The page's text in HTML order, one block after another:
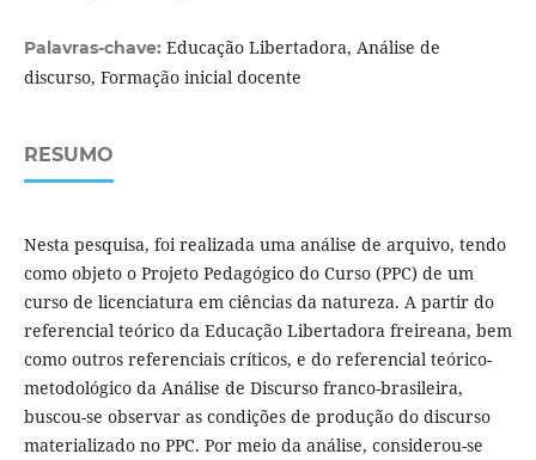
Palavras-chave: Educação Libertadora, Análise de
discurso, Formação inicial docente
RESUMO
Nesta pesquisa, foi realizada uma análise de arquivo, tendo
como objeto o Projeto Pedagógico do Curso (PPC) de um
curso de licenciatura em ciências da natureza. A partir do
referencial teórico da Educação Libertadora freireana, bem
como outros referenciais críticos, e do referencial teórico-
metodológico da Análise de Discurso franco-brasileira,
buscou-se observar as condições de produção do discurso
materializado no PPC. Por meio da análise, considerou-se